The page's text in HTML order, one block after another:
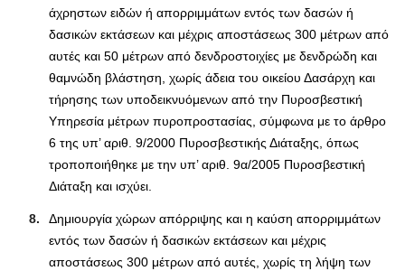
άχρηστων ειδών ή απορριμμάτων εντός των δασών ή
δασικών εκτάσεων και μέχρις αποστάσεως 300 μέτρων από
αυτές και 50 μέτρων από δενδροστοιχίες με δενδρώδη και
θαμνώδη βλάστηση, χωρίς άδεια του οικείου Δασάρχη και
τήρησης των υποδεικνυόμενων από την Πυροσβεστική
Υπηρεσία μέτρων πυροπροστασίας, σύμφωνα με το άρθρο
6 της υπ’ αριθ. 9/2000 Πυροσβεστικής Διάταξης, όπως
τροποποιήθηκε με την υπ’ αριθ. 9α/2005 Πυροσβεστική
Διάταξη και ισχύει.
Δημιουργία χώρων απόρριψης και η καύση απορριμμάτων
εντός των δασών ή δασικών εκτάσεων και μέχρις
αποστάσεως 300 μέτρων από αυτές, χωρίς τη λήψη των